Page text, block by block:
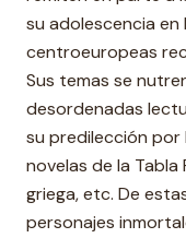
su adolescencia en
centroeuropeas
Sus temas se
desordenadas
su predilección por
novelas de la Tabla
griega, etc. De
personajes